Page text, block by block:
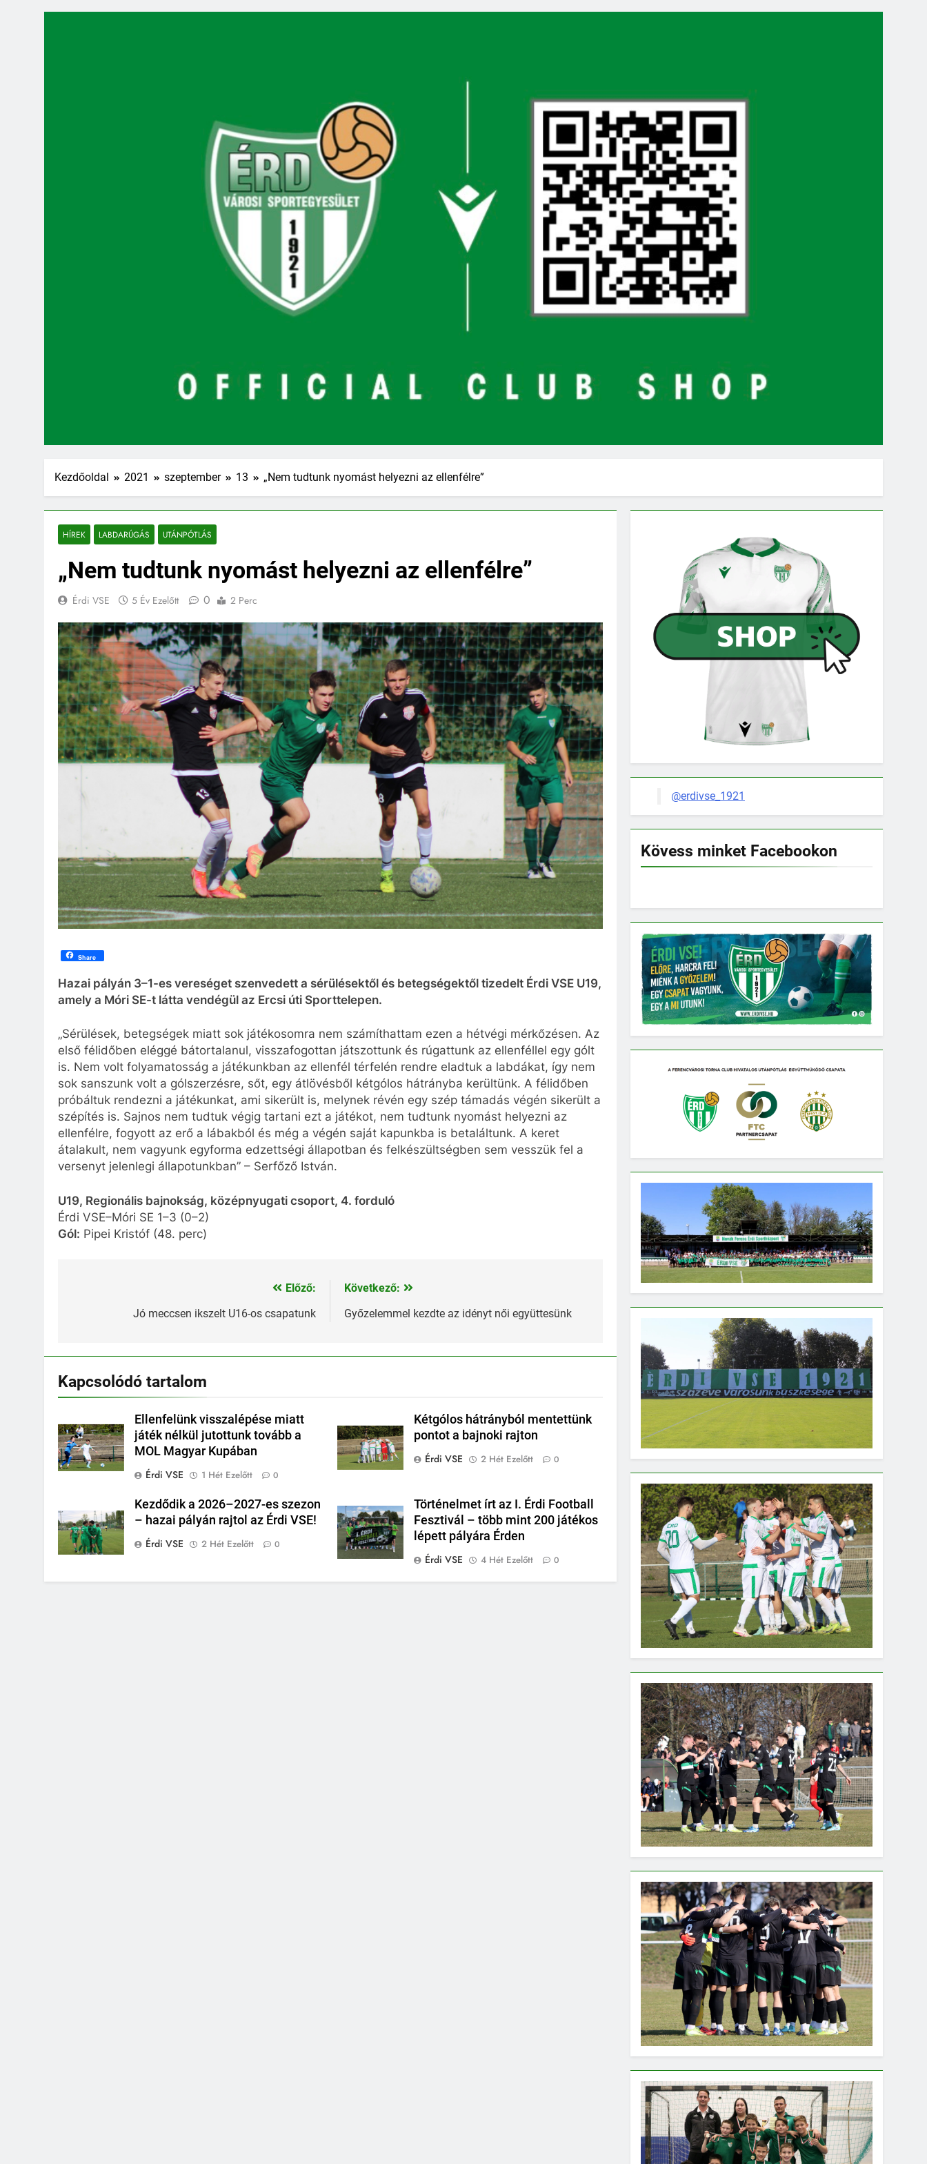
Kezdőoldal 2021 szeptember 13 „Nem tudtunk nyomást helyezni az ellenfélre”
HÍREK LABDARÚGÁS UTÁNPÓTLÁS
„Nem tudtunk nyomást helyezni az ellenfélre”
Érdi VSE 5 Év Ezelőtt 0 2 Perc
Share
Hazai pályán 3–1-es vereséget szenvedett a sérülésektől és betegségektől tizedelt Érdi VSE U19,
amely a Móri SE-t látta vendégül az Ercsi úti Sporttelepen.
„Sérülések, betegségek miatt sok játékosomra nem számíthattam ezen a hétvégi mérkőzésen. Az
első félidőben eléggé bátortalanul, visszafogottan játszottunk és rúgattunk az ellenféllel egy gólt
is. Nem volt folyamatosság a játékunkban az ellenfél térfelén rendre eladtuk a labdákat, így nem
sok sanszunk volt a gólszerzésre, sőt, egy átlövésből kétgólos hátrányba kerültünk. A félidőben
próbáltuk rendezni a játékunkat, ami sikerült is, melynek révén egy szép támadás végén sikerült a
szépítés is. Sajnos nem tudtuk végig tartani ezt a játékot, nem tudtunk nyomást helyezni az
ellenfélre, fogyott az erő a lábakból és még a végén saját kapunkba is betaláltunk. A keret
átalakult, nem vagyunk egyforma edzettségi állapotban és felkészültségben sem vesszük fel a
versenyt jelenlegi állapotunkban” – Serfőző István.
U19, Regionális bajnokság, középnyugati csoport, 4. forduló
Érdi VSE–Móri SE 1–3 (0–2)
Gól: Pipei Kristóf (48. perc)
navigáció
Előző:
Jó meccsen ikszelt U16-os csapatunk
Következő:
Győzelemmel kezdte az idényt női együttesünk
Kapcsolódó tartalom
Ellenfelünk visszalépése miatt
játék nélkül jutottunk tovább a
MOL Magyar Kupában
Érdi VSE
1 Hét Ezelőtt 0
Kétgólos hátrányból mentettünk
pontot a bajnoki rajton
Érdi VSE
2 Hét Ezelőtt 0
Kezdődik a 2026–2027-es szezon
– hazai pályán rajtol az Érdi VSE!
Érdi VSE
2 Hét Ezelőtt 0
Történelmet írt az I. Érdi Football
Fesztivál – több mint 200 játékos
lépett pályára Érden
Érdi VSE
4 Hét Ezelőtt 0
@erdivse_1921
Kövess minket Facebookon